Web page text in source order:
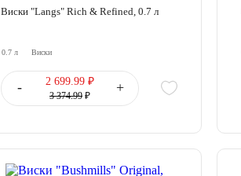
Виски "Langs" Rich & Refined, 0.7 л
0.7 л Виски
- 2 699.99 ₽
3 374.99₽
+